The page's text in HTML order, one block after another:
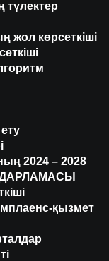
түлектер
жол көрсеткіші
2024 – 2028
қызмет